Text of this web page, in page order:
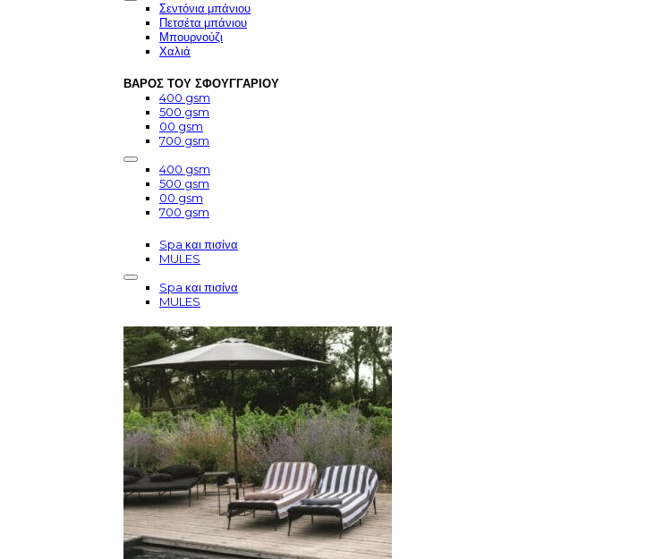
Σεντόνια μπάνιου
Πετσέτα μπάνιου
Μπουρνούζι
Χαλιά
ΒΆΡΟΣ ΤΟΥ ΣΦΟΥΓΓΑΡΙΟΎ
400 gsm
500 gsm
00 gsm
700 gsm
400 gsm
500 gsm
00 gsm
700 gsm
Spa και πισίνα
MULES
Spa και πισίνα
MULES